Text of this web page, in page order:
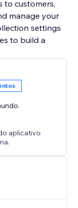
to customers,
manage your
settings
to build a
aplicativo